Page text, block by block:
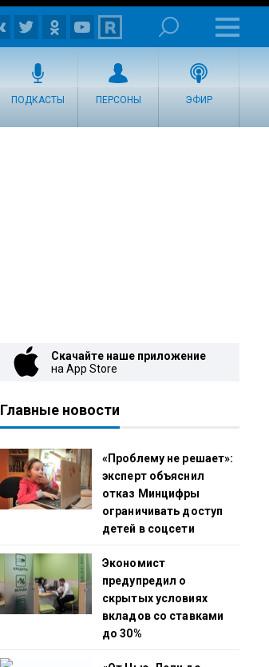
ПОДКАСТЫ ПЕРСОНЫ ЭФИР
Скачайте наше приложение
на App Store
Главные новости
«Проблему не решает»:
эксперт объяснил
отказ Минцифры
ограничивать доступ
детей в соцсети
Экономист
предупредил о
скрытых условиях
вкладов со ставками
до 30%